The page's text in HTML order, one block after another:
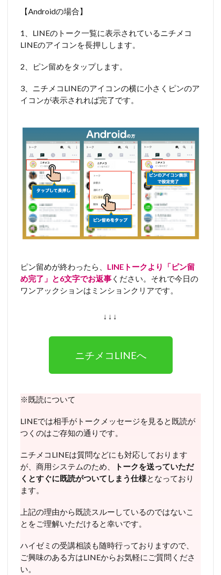
【Androidの場合】
1、LINEのトーク一覧に表示されているニチメコ
LINEのアイコンを長押しします。
2、ピン留めをタップします。
3、ニチメコLINEのアイコンの横に小さくピンのア
イコンが表示されれば完了です。
ピン留めが終わったら、 LINEトークより「ピン留
め完了」と6文字でお返事 ください。それで今日の
ワンアックションはミンションクリアです。
↓↓↓
ニチメコLINEへ
※既読について
LINEでは相手がトークメッセージを見ると既読が
つくのはご存知の通りです。
ニチメコLINEは質問などにも対応しております
が、 商用システムのため、
トークを送っていただ
くとすぐに既読がついてしまう仕様となっており
ます。
上記の理由から既読スルーしているのではないこ
とをご理解いただけると幸いです。
ハイゼミの受講相談も随時行っておりますので、
ご興味のある方はLINEからお気軽にご質問くださ
い。